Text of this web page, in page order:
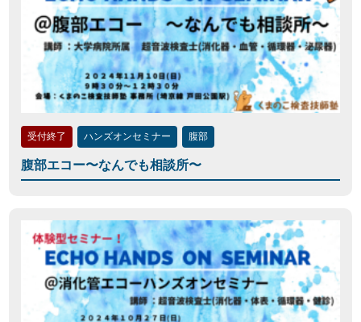
受付終了 ハンズオンセミナー 腹部
腹部エコー〜なんでも相談所〜